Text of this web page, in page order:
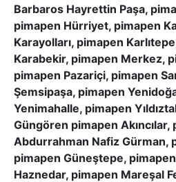
Barbaros Hayrettin Paşa,
pimapen Hürriyet, pimapen
Karayolları, pimapen
Karabekir, pimapen Merkez,
pimapen Pazariçi, pimapen
Şemsipaşa, pimapen
Yenimahalle, pimapen
Güngören pimapen Akıncılar,
Abdurrahman Nafiz Gürman,
pimapen Güneştepe,
Haznedar, pimapen Mareşal